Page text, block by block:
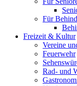
Für
Freizeit & Kultur
Vereine
Feuerwehr
Rad- und